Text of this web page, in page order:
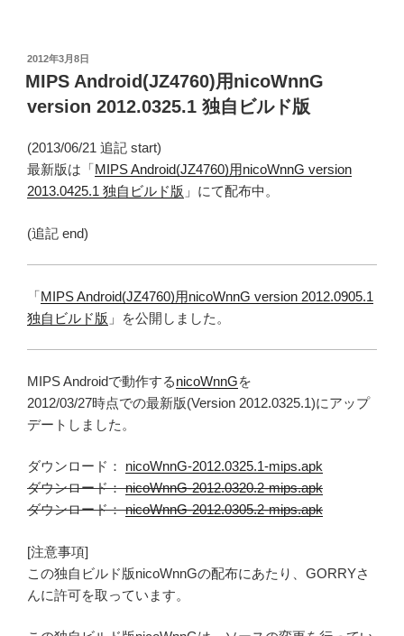
投
稿
日:
2012年3月8日
MIPS Android(JZ4760)用nicoWnnG
version 2012.0325.1 独自ビルド版
(2013/06/21 追記 start)
最新版は「MIPS Android(JZ4760)用nicoWnnG version
2013.0425.1 独自ビルド版 」にて配布中。
(追記 end)
「MIPS Android(JZ4760)用nicoWnnG version 2012.0905.1
独自ビルド版 」を公開しました。
MIPS Androidで動作するnicoWnnGを
2012/03/27時点での最新版(Version 2012.0325.1)にアップ
デートしました。
ダウンロード： nicoWnnG-2012.0325.1-mips.apk
ダウンロード：nicoWnnG-2012.0320.2-mips.apk
ダウンロード：nicoWnnG-2012.0305.2-mips.apk
[注意事項]
この独自ビルド版nicoWnnGの配布にあたり、GORRYさ
んに許可を取っています。